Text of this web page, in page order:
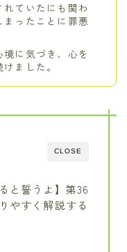
ていたにも関わ
まったことに罪悪
に気づき、心を
ました。
CLOSE
と誓うよ】第36
やすく解説する